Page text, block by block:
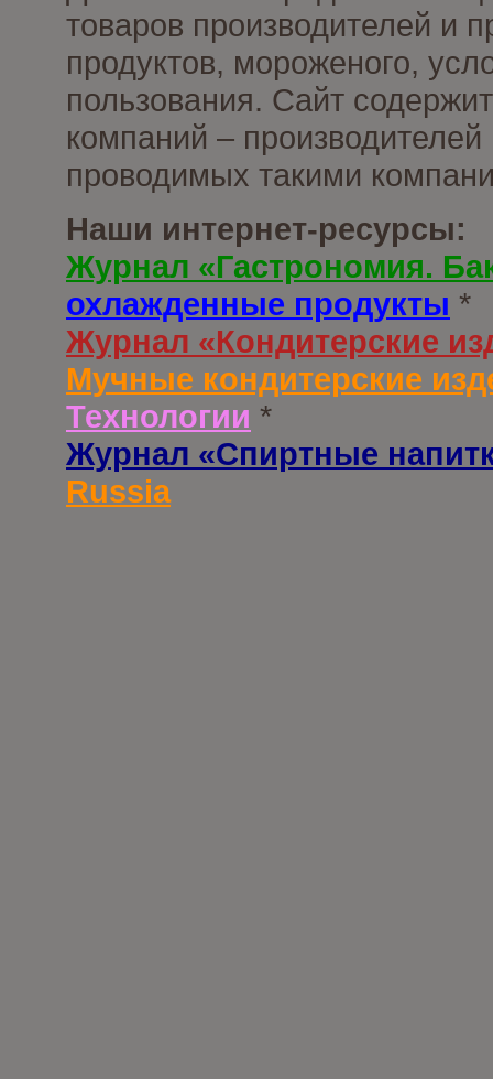
товаров производителей и
продуктов, мороженого,
пользования. Сайт
компаний –
проводимых такими
Наши интернет-ресурсы:
Журнал «Гастрономия.
охлажденные продукты *
Журнал «Кондитерские
Мучные кондитерские
Технологии *
Журнал «Спиртные
Russia